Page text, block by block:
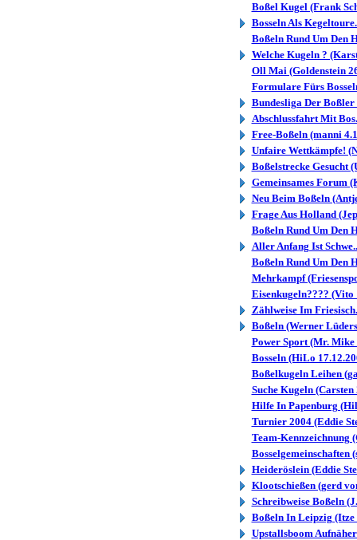
Boßel Kugel (Frank
Bosseln Als
Boßeln Rund Um Den
Welche Kugeln ?
Oll Mai (Goldenstein
Formulare Fürs
Bundesliga Der Boßler
Abschlussfahrt Mit
Free-Boßeln (manni
Unfaire Wettkämpfe!
Boßelstrecke Gesucht
Gemeinsames Forum
Neu Beim Boßeln
Frage Aus Holland
Boßeln Rund Um Den
Aller Anfang Ist
Boßeln Rund Um Den
Mehrkampf
Eisenkugeln???? (Vito
Zählweise Im
Boßeln (Werner
Power Sport (Mr. Mike
Bosseln (HiLo
Boßelkugeln Leihen
Suche Kugeln (Carsten
Hilfe In Papenburg
Turnier 2004 (Eddie
Team-Kennzeichnung
Bosselgemeinschaften
Heideröslein (Eddie
Klootschießen (gerd
Schreibweise Boßeln
Boßeln In Leipzig (Itze
Upstallsboom